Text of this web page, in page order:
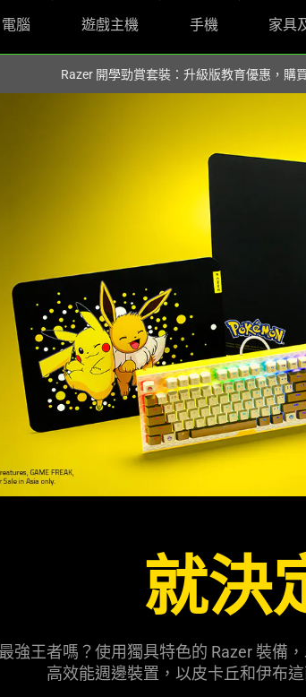
電腦 遊戲主機 手機 家具
Razer 開學勁賞套裝：升級版教育優惠，購
就決
強王者嗎？使用獨具特色的 Razer 裝備
高效能週邊裝置，以皮卡丘和伊布